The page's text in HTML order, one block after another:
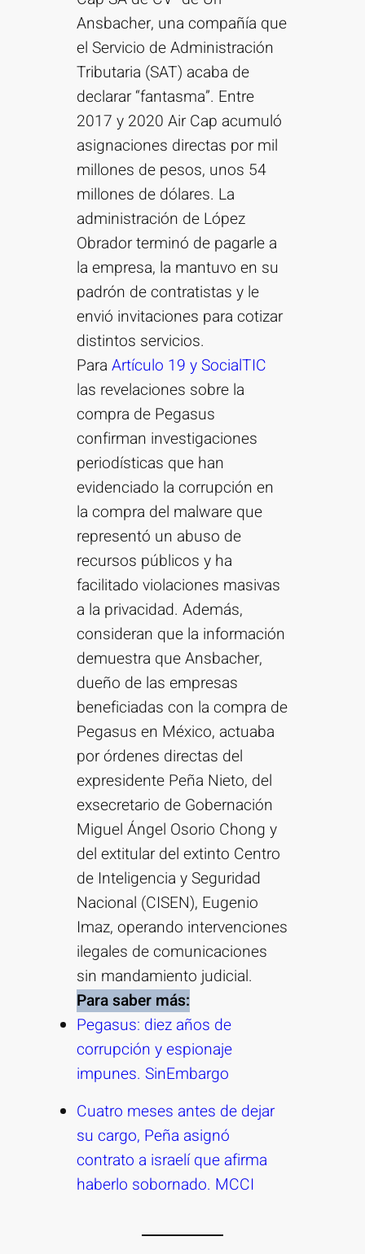
Ansbacher, una compañía que
el Servicio de Administración
Tributaria (SAT) acaba de
declarar “fantasma”. Entre
2017 y 2020 Air Cap acumuló
asignaciones directas por mil
millones de pesos, unos 54
millones de dólares. La
administración de López
Obrador terminó de pagarle a
la empresa, la mantuvo en su
padrón de contratistas y le
envió invitaciones para cotizar
distintos servicios.
ParaArtículo 19 y SocialTIC
las revelaciones sobre la
compra de Pegasus
confirman investigaciones
periodísticas que han
evidenciado la corrupción en
la compra del malware que
representó un abuso de
recursos públicos y ha
facilitado violaciones masivas
a la privacidad. Además,
consideran que la información
demuestra que Ansbacher,
dueño de las empresas
beneficiadas con la compra de
Pegasus en México, actuaba
por órdenes directas del
expresidente Peña Nieto, del
exsecretario de Gobernación
Miguel Ángel Osorio Chong y
del extitular del extinto Centro
de Inteligencia y Seguridad
Nacional (CISEN), Eugenio
Imaz, operando intervenciones
ilegales de comunicaciones
sin mandamiento judicial.
Para saber más:
Pegasus: diez años de
corrupción y espionaje
impunes. SinEmbargo
Cuatro meses antes de dejar
su cargo, Peña asignó
contrato a israelí que afirma
haberlo sobornado. MCCI